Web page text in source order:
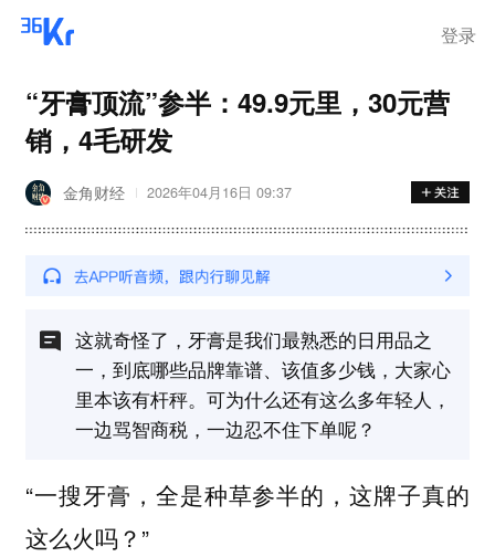
登录
“牙膏顶流”参半：49.9元里，30元营
销，4毛研发
金角财经 2026年04月16日 09:37
这就奇怪了，牙膏是我们最熟悉的日用品之
一，到底哪些品牌靠谱、该值多少钱，大家心
里本该有杆秤。可为什么还有这么多年轻人，
一边骂智商税，一边忍不住下单呢？
“一搜牙膏，全是种草参半的，这牌子真的
这么火吗？”